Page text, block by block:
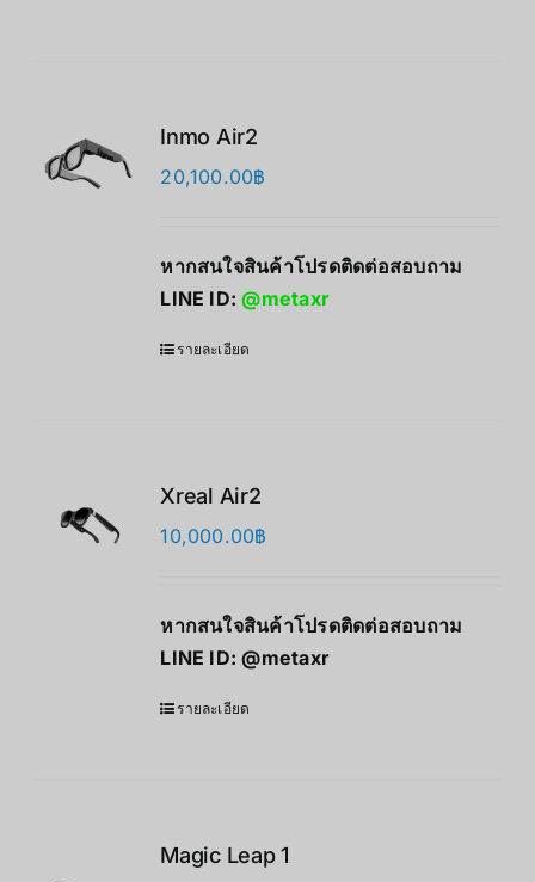
Inmo Air2
20,100.00฿
หากสนใจสินค้าโปรดติดต่อสอบถาม
LINE ID:@metaxr
รายละเอียด
Xreal Air2
10,000.00฿
หากสนใจสินค้าโปรดติดต่อสอบถาม
LINE ID:@metaxr
รายละเอียด
Magic Leap 1